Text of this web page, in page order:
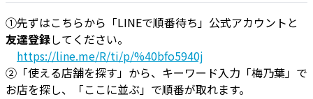
①先ずはこちらから「LINEで順番待ち」公式アカウントと
友達登録してください。
https://line.me/R/ti/p/%40bfo5940j
②「使える店舗を探す」から、キーワード入力「梅乃葉」で
お店を探し、「ここに並ぶ」で順番が取れます。